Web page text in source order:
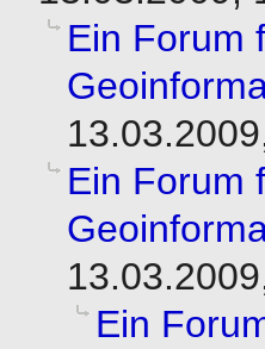
Ein Forum
Ein Forum
Ein